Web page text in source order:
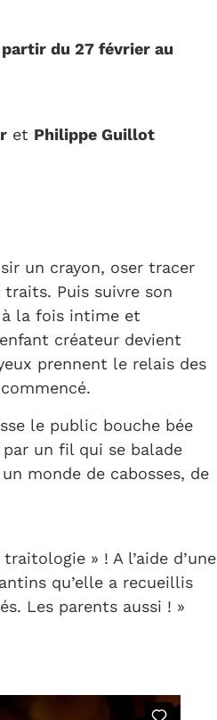
du 27 février au
et Philippe Guillot
un crayon, oser tracer
Puis suivre son
la fois intime et
créateur devient
prennent le relais des
le public bouche bée
un fil qui se balade
monde de cabosses, de
» ! A l’aide d’une
qu’elle a recueillis
Les parents aussi ! »